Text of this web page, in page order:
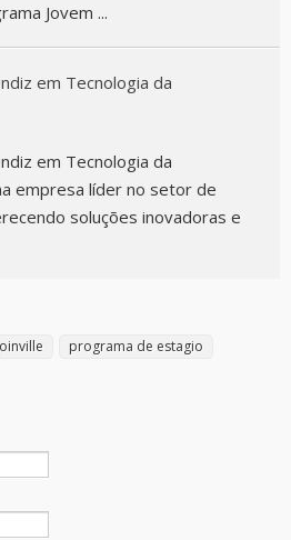
Jovem ...
em Tecnologia da
em Tecnologia da
empresa líder no setor de
soluções inovadoras e
programa de estagio